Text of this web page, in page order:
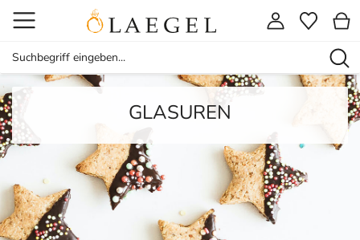
GLASUREN